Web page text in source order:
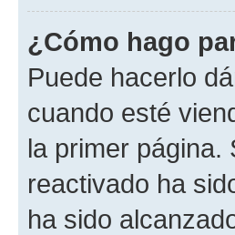
¿Cómo hago
Puede hacerlo
cuando esté
la primer página.
reactivado ha
ha sido